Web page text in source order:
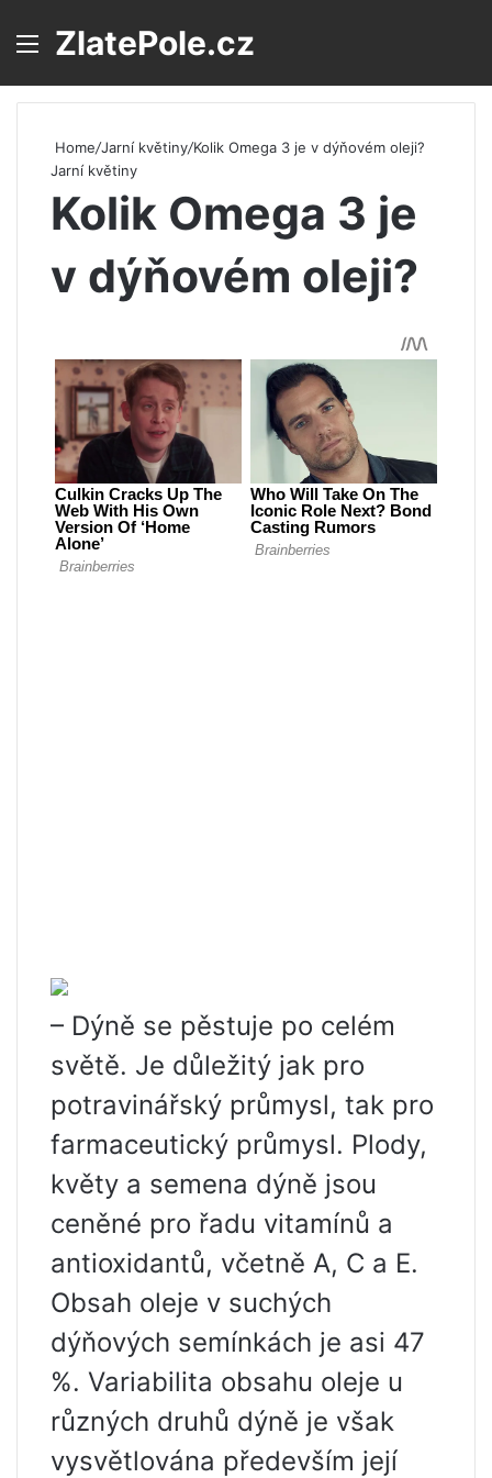
Menu
ZlatePole.cz
Home/Jarní květiny/Kolik Omega 3 je v dýňovém oleji?
Jarní květiny
Kolik Omega 3 je
v dýňovém oleji?
– Dýně se pěstuje po celém
světě. Je důležitý jak pro
potravinářský průmysl, tak pro
farmaceutický průmysl. Plody,
květy a semena dýně jsou
ceněné pro řadu vitamínů a
antioxidantů, včetně A, C a E.
Obsah oleje v suchých
dýňových semínkách je asi 47
%. Variabilita obsahu oleje u
různých druhů dýně je však
vysvětlována především její